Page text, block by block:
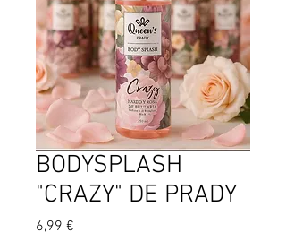
BODYSPLASH
"CRAZY" DE PRADY
6,99 €